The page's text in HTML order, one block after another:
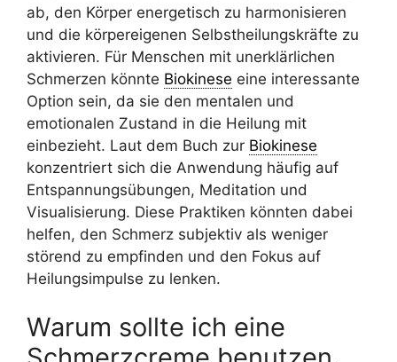
ab, den Körper energetisch zu harmonisieren
und die körpereigenen Selbstheilungskräfte zu
aktivieren. Für Menschen mit unerklärlichen
Schmerzen könnte Biokinese eine interessante
Option sein, da sie den mentalen und
emotionalen Zustand in die Heilung mit
einbezieht. Laut dem Buch zur Biokinese
konzentriert sich die Anwendung häufig auf
Entspannungsübungen, Meditation und
Visualisierung. Diese Praktiken könnten dabei
helfen, den Schmerz subjektiv als weniger
störend zu empfinden und den Fokus auf
Heilungsimpulse zu lenken.
Warum sollte ich eine